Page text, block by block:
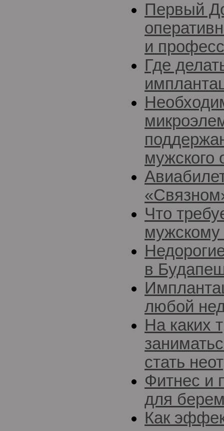
Первый
и
Где
мужского
Что
мужскому
в
любой
На каких
стать
Фитнес и
для
Как